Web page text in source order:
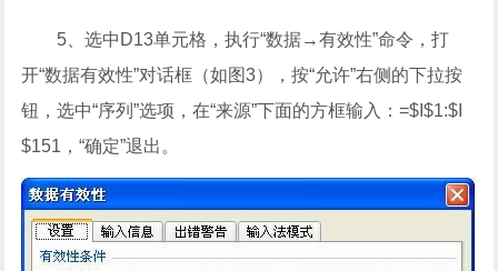
5、选中D13单元格，执行“数据→有效性”命令，打
开“数据有效性”对话框（如图3），按“允许”右侧的下拉按
钮，选中“序列”选项，在“来源”下面的方框输入：=$I$1:$I
$151，“确定”退出。